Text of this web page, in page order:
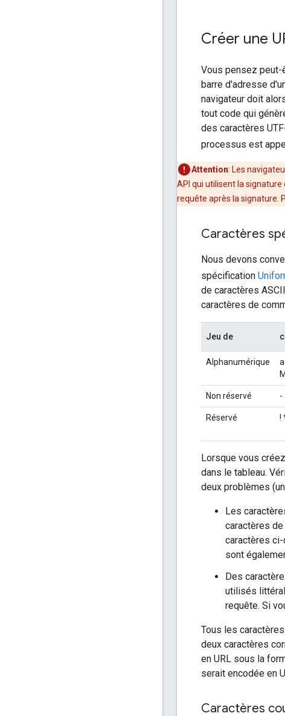
Créer une
Vous pensez peut-
barre d'adresse
navigateur doit
tout code qui
des caractères
processus est
Attention: Les
API qui utilisent la
requête après la signature.
Caractères
Nous devons
spécification
de caractères
caractères de
Jeu de
Alphanumérique
Non réservé -
Réservé !
Lorsque vous
dans le tableau.
deux problèmes
Les
caractères
caractères
sont
Des
utilisés
requête. Si
Tous les
deux caractères
en URL sous la
serait encodée en
Caractères